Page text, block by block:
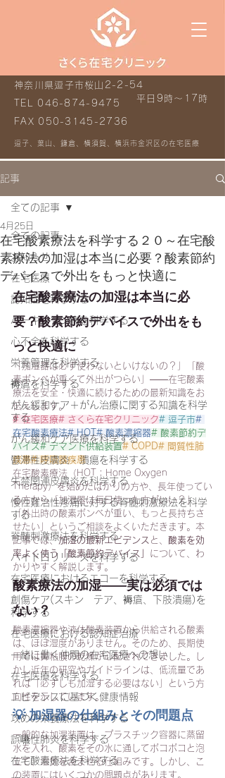
平日9時～17時
神奈川県逗子市桜山2-2-54
TEL 046-874-9475
FAX 050-3145-2736
逗子、葉山、鎌倉、横須賀、横浜市金沢区の在宅医療
記事
全ての記事
お知らせ
在宅医療
認知症を科学する
パーキンソン病を科学する
心不全を科学する
栄養管理を科学する
褥瘡を科学する
がん緩和ケア＋がん治療に関する知識を科学
する
がん緩和ケア医療を科学する
鬱滞性皮膚炎・潰瘍を科学する
失禁関連皮膚炎を科学する
慢性難治性疼痛に対する脊髄刺激療法を科学
する
脊髄刺激療法を科学する
ハイドロリリースを科学する
在宅医療におけるエコーを科学する
創傷ケア(スキン テア、褥瘡、下肢潰瘍)を
科学する
在宅医療における認知症治療
一緒に働く仲間の在宅医療への想い
在宅医療を科学する
エビデンスに基づく健康情報
攻めの栄養療法を科学する
誤嚥性肺炎を科学する
在宅酸素療法を科学する
全ての記事
在宅酸素療法を科学する２０～在宅酸
素療法の加湿は本当に必要？酸素節約
デバイスで外出をもっと快適に
4月25日
在宅酸素療法の加湿は本当に必
要？酸素節約デバイスで外出をも
っと快適に
「加湿器は必ず使わないといけないの？」「酸
素ボンベが重くて外出がつらい」——在宅酸素
療法を安全・快適に続けるための最新知識をお
伝えします。
# 在宅医療# さくら在宅クリニック# 逗子市#
在宅酸素療法# HOT# 酸素濃縮器# 酸素節約デ
バイス# デマンド供給装置# COPD# 間質性肺
疾患# 呼吸器疾患
在宅酸素療法（HOT：Home Oxygen
Therapy）を始めたばかりの方や、長年使ってい
る方から「加湿器は毎日使った方がいい？」
「外出時の酸素ボンベが重い、もっと長持ちさ
せたい」というご相談をよくいただきます。本
記事では、加湿の最新エビデンス と、 酸素を効
率よく使う「酸素節約デバイス」 について、わ
かりやすく解説します。
酸素療法の加湿——実は必須では
ない？
酸素濃縮器や液体酸素装置から供給される酸素
は、ほぼ湿度がありません。そのため、長期使
用では鼻粘膜の乾燥が心配されてきました。し
かし近年の研究やガイドラインは、低流量であ
れば「必ずしも加湿する必要はない」という方
向性を示しています。
💡 加湿器の仕組みとその問題点
一般的な加湿装置は、プラスチック容器に蒸留
水を入れ、酸素をその水に通してボコボコと泡
立て、湿気を含ませる仕組みです。しかし、こ
の装置にはいくつかの問題点があります。